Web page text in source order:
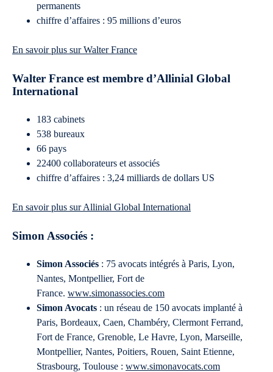
permanents
chiffre d’affaires : 95 millions d’euros
En savoir plus sur Walter France
Walter France est membre d’Allinial Global
International
183 cabinets
538 bureaux
66 pays
22400 collaborateurs et associés
chiffre d’affaires : 3,24 milliards de dollars US
En savoir plus sur Allinial Global International
Simon Associés :
Simon Associés : 75 avocats intégrés à Paris, Lyon,
Nantes, Montpellier, Fort de
France. www.simonassocies.com
Simon Avocats : un réseau de 150 avocats implanté à
Paris, Bordeaux, Caen, Chambéry, Clermont Ferrand,
Fort de France, Grenoble, Le Havre, Lyon, Marseille,
Montpellier, Nantes, Poitiers, Rouen, Saint Etienne,
Strasbourg, Toulouse : www.simonavocats.com